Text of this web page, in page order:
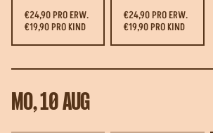
€24,90 PRO ERW.
€19,90 PRO KIND
€24,90 PRO ERW.
€19,90 PRO KIND
MO, 10 AUG